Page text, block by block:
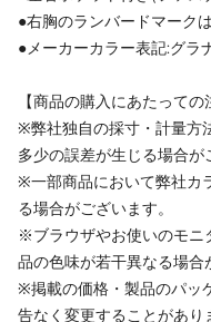
●右胸のランバードマーク
●メーカーカラー表記:グラ
【商品の購入にあたっての
※弊社独自の採寸・計量方
多少の誤差が生じる場合が
※一部商品において弊社カ
る場合がございます。
※ブラウザやお使いのモニ
品の色味が若干異なる場合
※掲載の価格・製品のパッ
告なく変更することがあり